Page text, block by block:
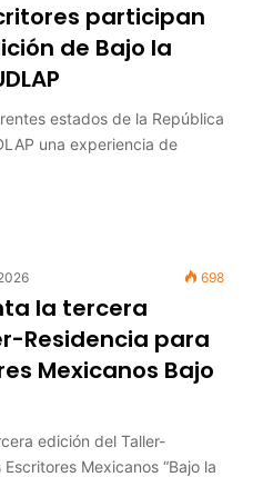
participan
de Bajo la
estados de la República
una experiencia de
698
la tercera
Residencia para
Mexicanos Bajo
edición del Taller-
Mexicanos “Bajo la